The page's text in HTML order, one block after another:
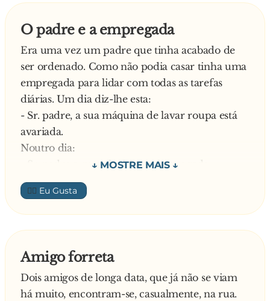
O padre e a empregada
Era uma vez um padre que tinha acabado de
ser ordenado. Como não podia casar tinha uma
empregada para lidar com todas as tarefas
diárias. Um dia diz-lhe esta:
- Sr. padre, a sua máquina de lavar roupa está
avariada.
Noutro dia:
- Sr. padre a sua televisão está estragada.
Farto de ouvir aquela conversa, um dia, o padre
diz:
- D. Maria, como não sou casado e moro
consigo pode dizer que as coisas são nossas.
esse tipo de linguagem. Um dia o Bispo foi a
casa do padre e, no meio da visita, aparece a
empregada entra na sala muito aflita aos gritos:
👍🏼
Amigo forreta
Dois amigos de longa data, que já não se viam
há muito, encontram-se, casualmente, na rua.